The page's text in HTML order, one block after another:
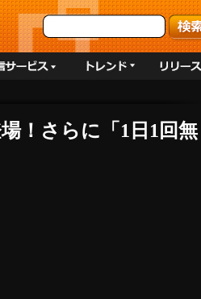
！さらに「1日1回無